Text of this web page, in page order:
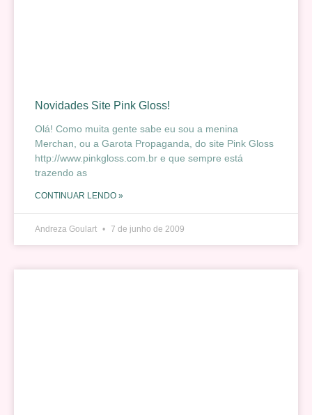
Novidades Site Pink Gloss!
Olá! Como muita gente sabe eu sou a menina
Merchan, ou a Garota Propaganda, do site Pink Gloss
http://www.pinkgloss.com.br e que sempre está
trazendo as
CONTINUAR LENDO »
Andreza Goulart 7 de junho de 2009